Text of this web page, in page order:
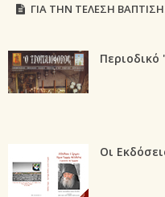
ΓΙΑ ΤΗΝ ΤΕΛΕΣΗ
Οι